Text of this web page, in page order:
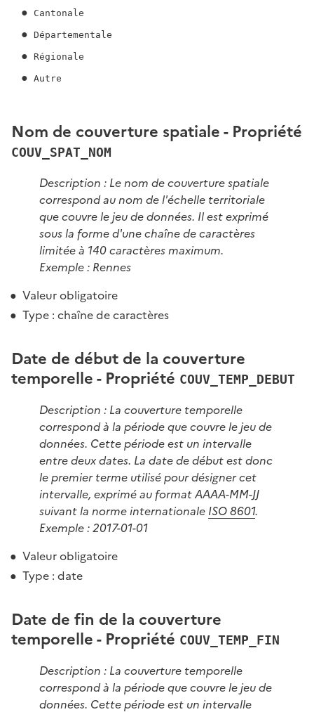
Cantonale
Départementale
Régionale
Autre
Nom de couverture spatiale - Propriété
COUV_SPAT_NOM
Description : Le nom de couverture spatiale
correspond au nom de l'échelle territoriale
que couvre le jeu de données. Il est exprimé
sous la forme d'une chaîne de caractères
limitée à 140 caractères maximum.
Exemple : Rennes
Valeur obligatoire
Type : chaîne de caractères
Date de début de la couverture
temporelle - Propriété COUV_TEMP_DEBUT
Description : La couverture temporelle
correspond à la période que couvre le jeu de
données. Cette période est un intervalle
entre deux dates. La date de début est donc
le premier terme utilisé pour désigner cet
intervalle, exprimé au format AAAA-MM-JJ
suivant la norme internationale ISO 8601.
Exemple : 2017-01-01
Valeur obligatoire
Type : date
Date de fin de la couverture
temporelle - Propriété COUV_TEMP_FIN
Description : La couverture temporelle
correspond à la période que couvre le jeu de
données. Cette période est un intervalle